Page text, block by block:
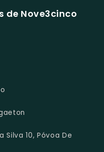
de Nove3cinco
Silva 10, Póvoa De